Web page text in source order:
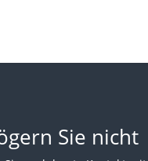
Sie nicht